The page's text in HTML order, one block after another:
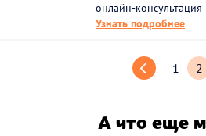
онлайн-консультация
Узнать подробнее
1 2
А что еще